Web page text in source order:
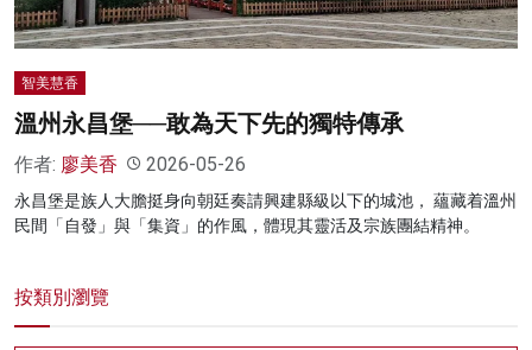
灼見活動
智美慧香
溫州永昌堡──敢為天下先的獨特傳承
作者: 廖美香 2026-05-26
永昌堡是族人大膽挺身向朝廷奏請興建縣級以下的城池， 蘊藏着溫州
民間「自發」與「集資」的作風，體現其靈活及宗族團結精神。
按類別瀏覽